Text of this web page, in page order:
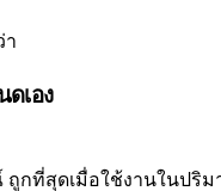
า
เอง
กที่สุดเมื่อใช้งานในปริ